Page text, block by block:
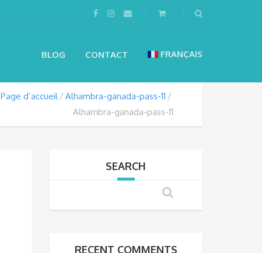
BLOG CONTACT FRANÇAIS
Page d’accueil
Alhambra-ganada-pass-11
Alhambra-ganada-pass-11
SEARCH
RECENT COMMENTS